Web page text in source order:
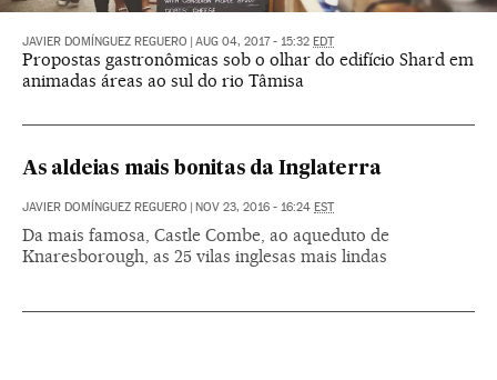
JAVIER DOMÍNGUEZ REGUERO AUG 04, 2017 - 15:32 EDT
Propostas gastronômicas sob o olhar do edifício Shard em
animadas áreas ao sul do rio Tâmisa
As aldeias mais bonitas da Inglaterra
JAVIER DOMÍNGUEZ REGUERO NOV 23, 2016 - 16:24 EST
Da mais famosa, Castle Combe, ao aqueduto de
Knaresborough, as 25 vilas inglesas mais lindas